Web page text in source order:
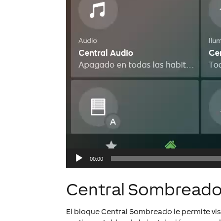
00:00
Central
El bloque Central Sombreado le permite